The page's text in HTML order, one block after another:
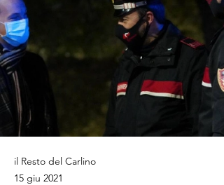
il Resto del Carlino
15 giu 2021